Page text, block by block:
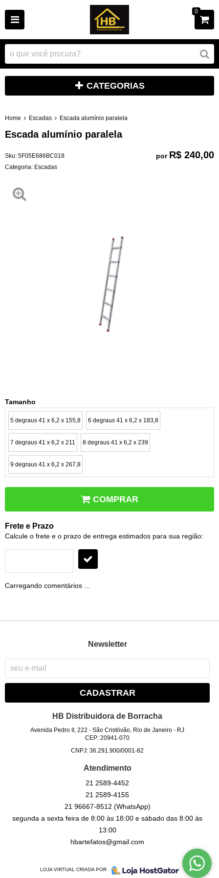
0
CATEGORIAS
Home Escadas Escada alumínio paralela
Escada alumínio paralela
Sku: 5F05E686BC018
Categoria: Escadas
por R$ 240,00
Tamanho
5 degraus 41 x 6,2 x 155,8 6 degraus 41 x 6,2 x 183,8
7 degraus 41 x 6,2 x 211 8 degraus 41 x 6,2 x 239
9 degraus 41 x 6,2 x 267,8
COMPRAR
Frete e Prazo
Calcule o frete e o prazo de entrega estimados para sua região:
Carregando comentários ...
Newsletter
CADASTRAR
HB Distribuidora de Borracha
Avenida Pedro II, 222 -São Cristóvão, Rio de Janeiro - RJ
CEP: 20941-070
CNPJ: 36.291.900/0001-82
Atendimento
21 2589-4452
21 2589-4155
21 96667-8512 (WhatsApp)
segunda a sexta feira de 8:00 às 18:00 e sábado das 8:00 às
13:00
hbartefatos@gmail.com
LOJA VIRTUAL CRIADA POR